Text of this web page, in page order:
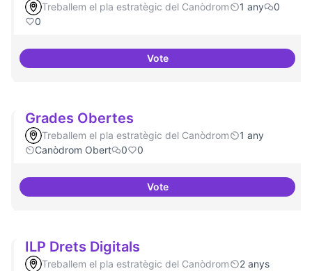
Treballem el pla estratègic del Canòdrom 1 any
0
0
VoteCol·laboració amb Torre
Grades Obertes
Treballem el pla estratègic del Canòdrom
1 any
Canòdrom Obert
0 0
VoteGrades Obertes
ILP Drets Digitals
Treballem el pla estratègic del Canòdrom
2 anys